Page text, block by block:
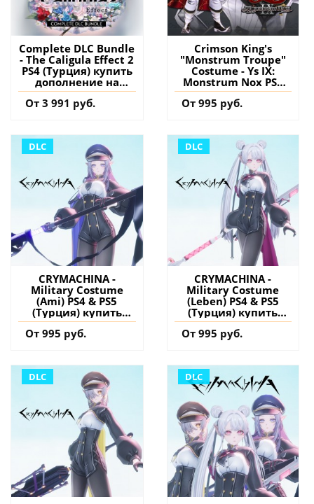
Complete DLC Bundle
- The Caligula Effect 2
PS4 (Турция) купить
дополнение на
аккаунт
От 3 991 руб.
Crimson King's
"Monstrum Troupe"
Costume - Ys IX:
Monstrum Nox PS4
(Турция) купить
дополнение на
От 995 руб.
DLC
CRYMACHINA -
Military Costume
(Ami) PS4 & PS5
(Турция) купить
дополнение на
аккаунт
От 995 руб.
DLC
CRYMACHINA -
Military Costume
(Leben) PS4 & PS5
(Турция) купить
дополнение на
аккаунт
От 995 руб.
DLC DLC